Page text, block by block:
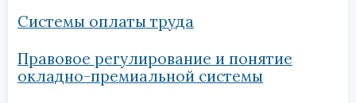
Системы оплаты труда
Правовое регулирование и понятие
окладно-премиальной системы